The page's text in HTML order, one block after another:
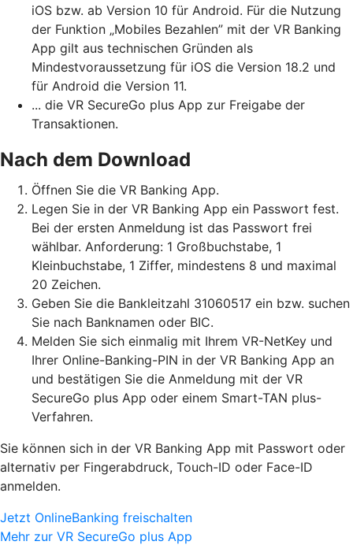
iOS bzw. ab Version 10 für Android. Für die Nutzung
der Funktion „Mobiles Bezahlen” mit der VR Banking
App gilt aus technischen Gründen als
Mindestvoraussetzung für iOS die Version 18.2 und
für Android die Version 11.
... die VR SecureGo plus App zur Freigabe der
Transaktionen.
Nach dem Download
Öffnen Sie die VR Banking App.
Legen Sie in der VR Banking App ein Passwort fest.
Bei der ersten Anmeldung ist das Passwort frei
wählbar. Anforderung: 1 Großbuchstabe, 1
Kleinbuchstabe, 1 Ziffer, mindestens 8 und maximal
20 Zeichen.
Geben Sie die Bankleitzahl 31060517 ein bzw. suchen
Sie nach Banknamen oder BIC.
Melden Sie sich einmalig mit Ihrem VR-NetKey und
Ihrer Online-Banking-PIN in der VR Banking App an
und bestätigen Sie die Anmeldung mit der VR
SecureGo plus App oder einem Smart-TAN plus-
Verfahren.
Sie können sich in der VR Banking App mit Passwort oder
alternativ per Fingerabdruck, Touch-ID oder Face-ID
anmelden.
Jetzt OnlineBanking freischalten
Mehr zur VR SecureGo plus App